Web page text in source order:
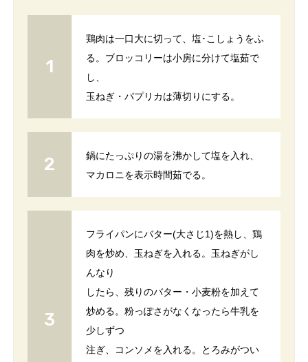
鶏肉は一口大に切って、塩･こしょうをふ
る。ブロッコリーは小房に分けて塩茹で
し、
玉ねぎ・パプリカは薄切りにする。
鍋にたっぷりの湯を沸かして塩を入れ、
マカロニを表示時間茹でる。
フライパンにバター(大さじ1)を熱し、鶏
肉を炒め、玉ねぎを入れる。玉ねぎがし
んなり
したら、残りのバター・小麦粉を加えて
炒める。粉っぽさがなくなったら牛乳を
少しずつ
注ぎ、コンソメを入れる。とろみがつい